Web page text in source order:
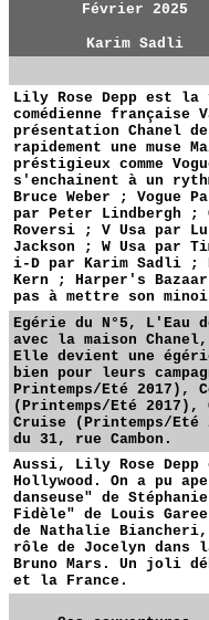
Février 2025
Karim Sadli
Lily Rose Depp est
comédienne
présentation Chanel
rapidement une muse
préstigieux comme
s'enchainent à un
Bruce Weber ; Vogue
par Peter Lindbergh ;
Roversi ; V Usa par
Jackson ; W Usa par
i-D par Karim Sadli ;
Kern ; Harper's
pas à mettre son
Egérie du N°5, L'Eau
avec la maison
Elle devient une
bien pour leurs
Printemps/Eté 2017),
(Printemps/Eté 2017),
Cruise (Printemps/Eté
du 31, rue Cambon.
Aussi, Lily Rose
Hollywood. On a pu
danseuse" de
Fidèle" de Louis
de Nathalie
rôle de Jocelyn dans
Bruno Mars. Un joli
et la France.